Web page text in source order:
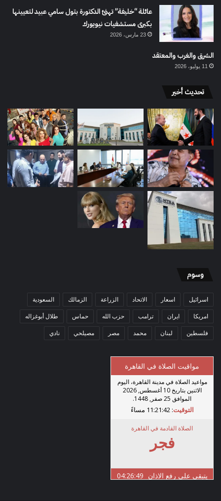
عائلة “خليفة” تهنئ الدكتورة بتول سامي عبيد لتعيينها
بكبرى مستشفيات نيويورك
23 مارس، 2026
الشرق والغرب والمعتقد
11 يوليو، 2026
تحديث أخير
وسوم
اسرائيل اسعار الاتحاد الزراعة الزمالك السعودية
امريكا ايران ترامب حزب الله حماس طلال أبوغزاله
فلسطين لبنان محمد مصر مصيلحي نادي